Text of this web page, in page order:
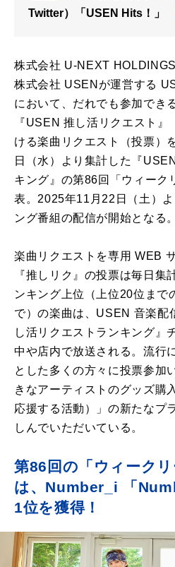
Twitter）「USEN Hits！」
株式会社 U-NEXT
株式会社 USENが運営する
において、だれでも参加でき
『USEN 推し活リクエスト
ける楽曲リクエスト（投票）
日（水）より集計した『
キング』の第86回「ウィーク
表。2025年11月22日（土）
ング番組の配信が開始となる。
楽曲リクエストを専用 WEB
『推しリク』の投票は毎日集
ンキング上位（上位20位まで
で）の楽曲は、USEN 音楽配
し活リクエストランキング』
中や店内で放送される。流行
とした多くの方々に投票参加
きなアーティストのグッズ購
応援する活動）」の新たなプ
しんでいただいている。
第86回の「ウィークリ
は、Number_i 「
1位を獲得！